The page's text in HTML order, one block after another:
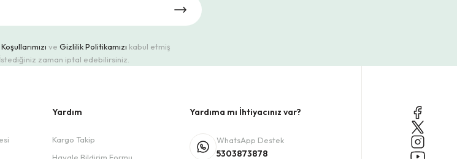
ve Gizlilik Politikamızı kabul etmiş
zaman iptal edebilirsiniz.
Yardım
Kargo Takip
Yardıma mı İhtiyacınız var?
WhatsApp Destek
5303873878